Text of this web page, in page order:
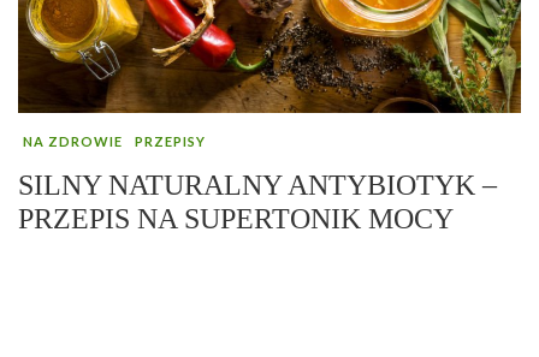
NA ZDROWIE PRZEPISY
SILNY NATURALNY ANTYBIOTYK –
PRZEPIS NA SUPERTONIK MOCY